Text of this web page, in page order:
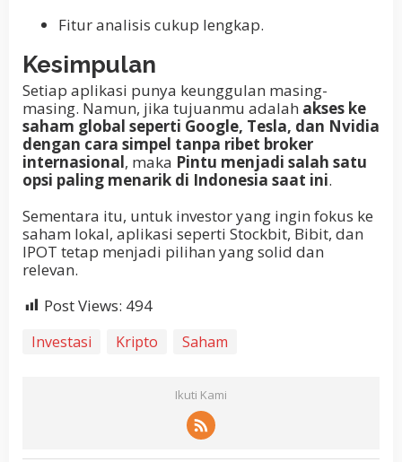
Fitur analisis cukup lengkap.
Kesimpulan
Setiap aplikasi punya keunggulan masing-
masing. Namun, jika tujuanmu adalah akses ke
saham global seperti Google, Tesla, dan Nvidia
dengan cara simpel tanpa ribet broker
internasional, maka Pintu menjadi salah satu
opsi paling menarik di Indonesia saat ini.
Sementara itu, untuk investor yang ingin fokus ke
saham lokal, aplikasi seperti Stockbit, Bibit, dan
IPOT tetap menjadi pilihan yang solid dan
relevan.
Post Views: 494
Investasi Kripto Saham
Ikuti Kami